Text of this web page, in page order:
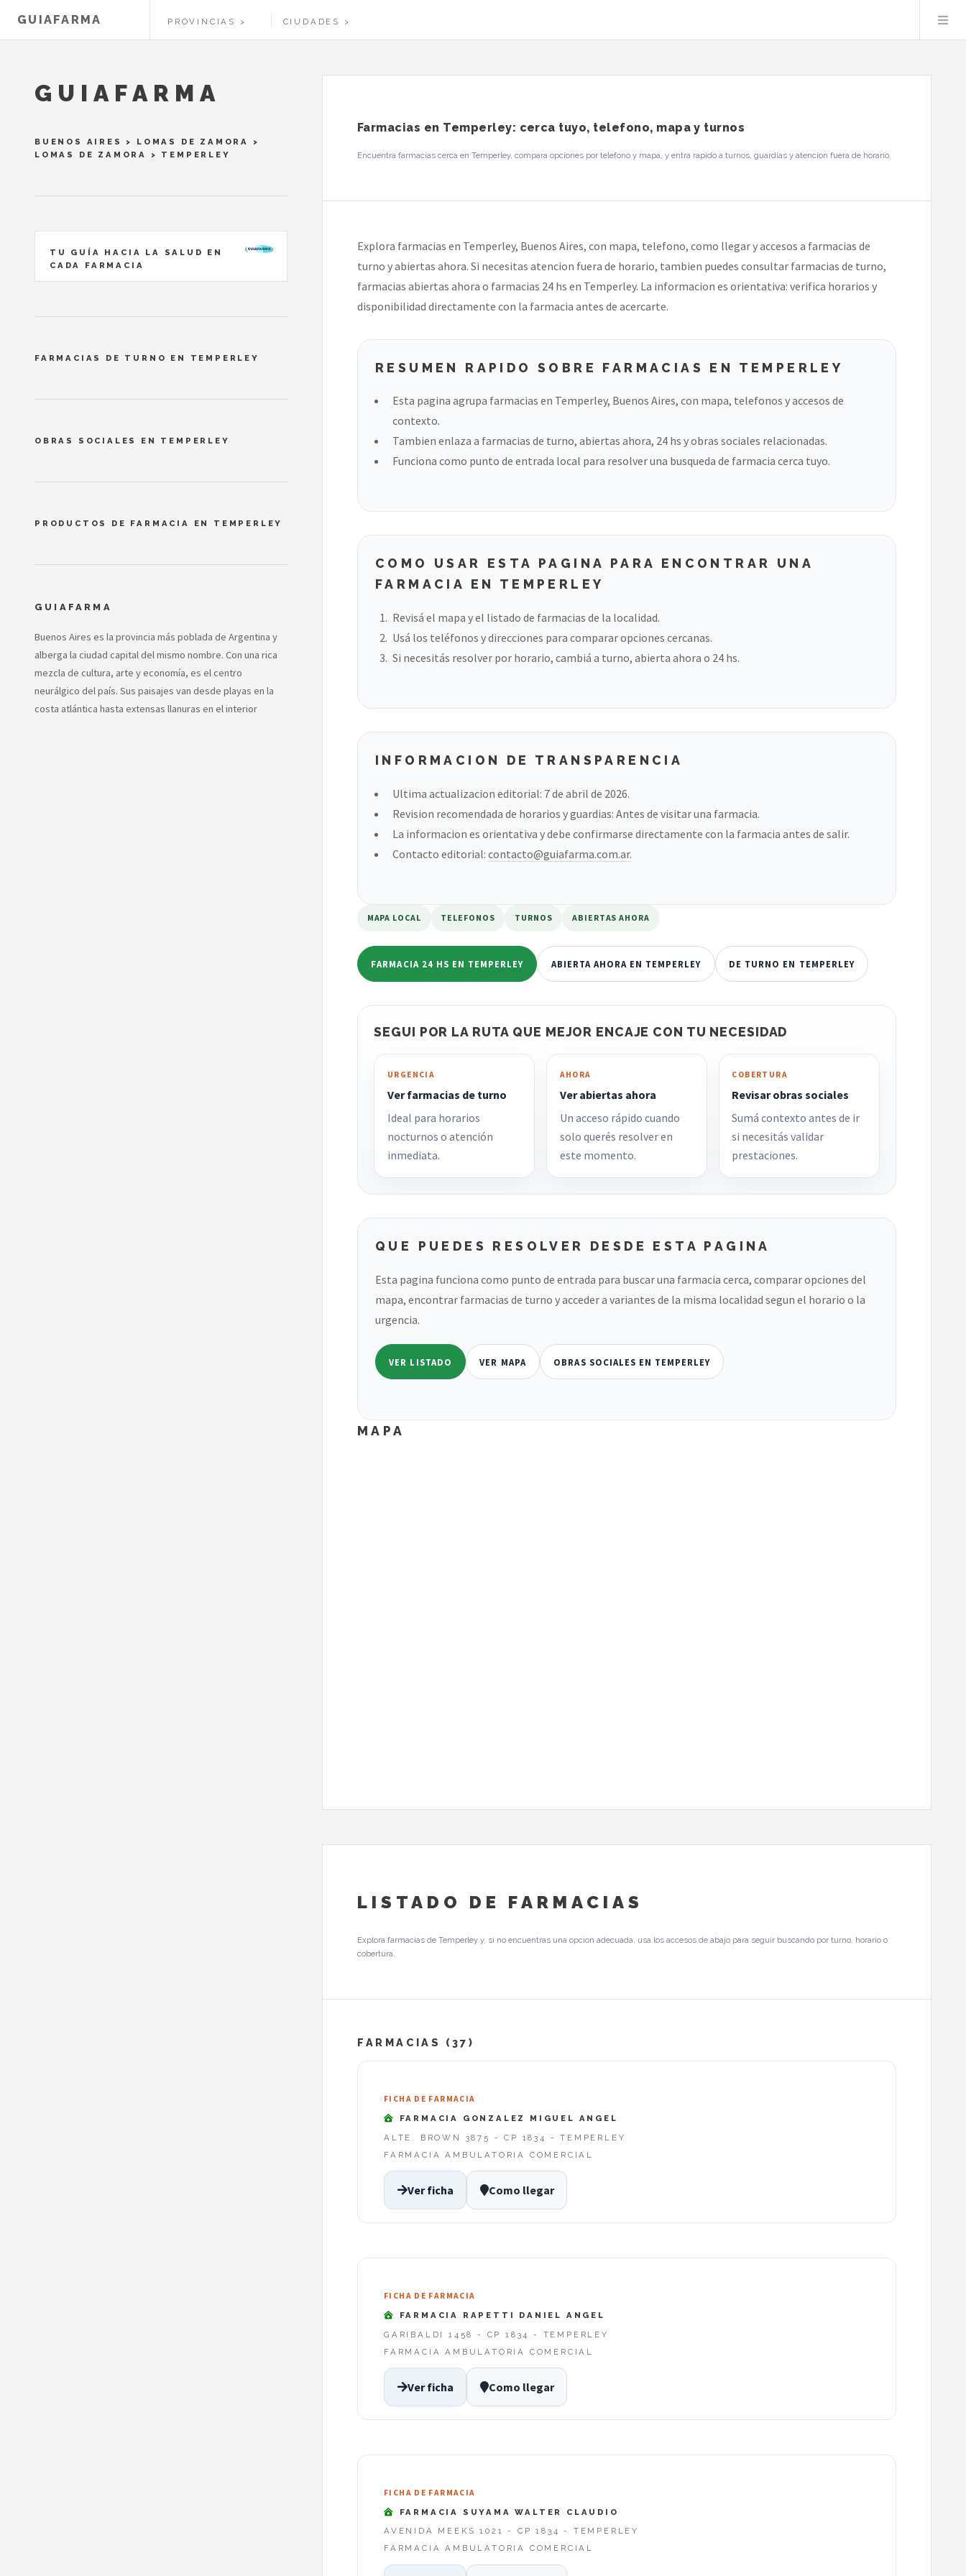
GUIAFARMA PROVINCIAS CIUDADES
Farmacias en Temperley: cerca tuyo, telefono, mapa y turnos
Encuentra farmacias cerca en Temperley, compara opciones por telefono y mapa, y entra rapido a turnos, guardias y atencion fuera de horario.
Explora farmacias en Temperley, Buenos Aires, con mapa, telefono, como llegar y accesos a farmacias de
turno y abiertas ahora. Si necesitas atencion fuera de horario, tambien puedes consultar farmacias de turno,
farmacias abiertas ahora o farmacias 24 hs en Temperley. La informacion es orientativa: verifica horarios y
disponibilidad directamente con la farmacia antes de acercarte.
RESUMEN RAPIDO SOBRE FARMACIAS EN TEMPERLEY
Esta pagina agrupa farmacias en Temperley, Buenos Aires, con mapa, telefonos y accesos de
contexto.
Tambien enlaza a farmacias de turno, abiertas ahora, 24 hs y obras sociales relacionadas.
Funciona como punto de entrada local para resolver una busqueda de farmacia cerca tuyo.
COMO USAR ESTA PAGINA PARA ENCONTRAR UNA
FARMACIA EN TEMPERLEY
Revisá el mapa y el listado de farmacias de la localidad.
Usá los teléfonos y direcciones para comparar opciones cercanas.
Si necesitás resolver por horario, cambiá a turno, abierta ahora o 24 hs.
INFORMACION DE TRANSPARENCIA
Ultima actualizacion editorial: 7 de abril de 2026.
Revision recomendada de horarios y guardias: Antes de visitar una farmacia.
La informacion es orientativa y debe confirmarse directamente con la farmacia antes de salir.
Contacto editorial: contacto@guiafarma.com.ar.
MAPA LOCAL TELEFONOS TURNOS ABIERTAS AHORA
FARMACIA 24 HS EN TEMPERLEY ABIERTA AHORA EN TEMPERLEY DE TURNO EN TEMPERLEY
SEGUI POR LA RUTA QUE MEJOR ENCAJE CON TU NECESIDAD
URGENCIA
Ver farmacias de turno
Ideal para horarios
nocturnos o atención
inmediata.
AHORA
Ver abiertas ahora
Un acceso rápido cuando
solo querés resolver en
este momento.
COBERTURA
Revisar obras sociales
Sumá contexto antes de ir
si necesitás validar
prestaciones.
QUE PUEDES RESOLVER DESDE ESTA PAGINA
Esta pagina funciona como punto de entrada para buscar una farmacia cerca, comparar opciones del
mapa, encontrar farmacias de turno y acceder a variantes de la misma localidad segun el horario o la
urgencia.
VER LISTADO VER MAPA OBRAS SOCIALES EN TEMPERLEY
MAPA
LISTADO DE FARMACIAS
Explora farmacias de Temperley y, si no encuentras una opcion adecuada, usa los accesos de abajo para seguir buscando por turno, horario o
cobertura.
FARMACIAS (37)
FICHA DE FARMACIA
FARMACIA GONZALEZ MIGUEL ANGEL
ALTE. BROWN 3875 - CP 1834 - TEMPERLEY
FARMACIA AMBULATORIA COMERCIAL
Ver ficha Como llegar
FICHA DE FARMACIA
FARMACIA RAPETTI DANIEL ANGEL
GARIBALDI 1458 - CP 1834 - TEMPERLEY
FARMACIA AMBULATORIA COMERCIAL
Ver ficha Como llegar
FICHA DE FARMACIA
FARMACIA SUYAMA WALTER CLAUDIO
AVENIDA MEEKS 1021 - CP 1834 - TEMPERLEY
FARMACIA AMBULATORIA COMERCIAL
GUIAFARMA
BUENOS AIRES > LOMAS DE ZAMORA
>
LOMAS DE ZAMORA
> TEMPERLEY
TU GUÍA HACIA LA SALUD EN
CADA FARMACIA
FARMACIAS DE TURNO EN TEMPERLEY
OBRAS SOCIALES EN TEMPERLEY
PRODUCTOS DE FARMACIA EN TEMPERLEY
GUIAFARMA
Buenos Aires es la provincia más poblada de Argentina y
alberga la ciudad capital del mismo nombre. Con una rica
mezcla de cultura, arte y economía, es el centro
neurálgico del país. Sus paisajes van desde playas en la
costa atlántica hasta extensas llanuras en el interior